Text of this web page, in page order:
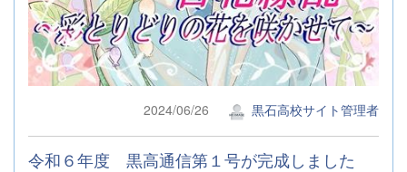
2024/06/26 黒石高校サイト管理者
令和６年度 黒高通信第１号が完成しました